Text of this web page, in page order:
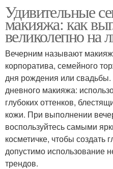
Удивительные
макияжа: как
великолепно на
Вечерним называют
корпоратива, семейного
дня рождения или свадьбы.
дневного макияжа:
глубоких оттенков,
кожи. При выполнении
воспользуйтесь самыми
косметичке, чтобы
допустимо использование
трендов.